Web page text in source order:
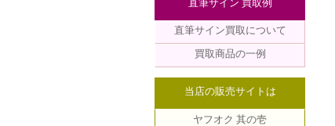
直筆サイン 買取例
直筆サイン買取について
買取商品の一例
当店の販売サイトは
ヤフオク 其の壱